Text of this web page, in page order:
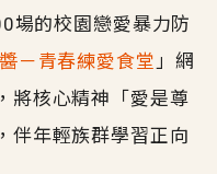
場的校園戀愛暴力防
－青春練愛食堂」網
將核心精神「愛是尊
伴年輕族群學習正向